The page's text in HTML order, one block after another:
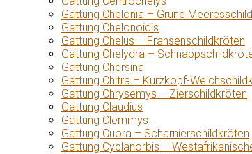
Gattung Chelonia – Grüne
Gattung Chelonoidis
Gattung Chelus – Fransenschildkröten
Gattung Chelydra –
Gattung Chersina
Gattung Chitra – Kurzkopf-
Gattung Chrysemys – Zierschildkröten
Gattung Claudius
Gattung Clemmys
Gattung Cuora – Scharnierschildkröten
Gattung Cyclanorbis –